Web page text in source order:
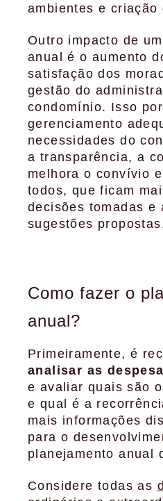
ambientes e criação
Outro impacto de
anual é o aumento
satisfação dos
gestão do
condomínio. Isso
gerenciamento
necessidades do
a transparência, a
melhora o convívio
todos, que ficam
decisões tomadas e
sugestões
Como fazer o
anual?
Primeiramente, é
analisar as
e avaliar quais são
e qual é a
mais informações
para o
planejamento anual
Considere todas as